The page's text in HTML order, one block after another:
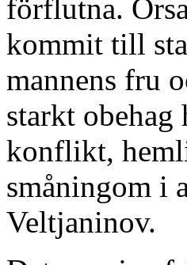
förflutna.
kommit till
mannens fru
starkt obehag
konflikt,
småningom i
Veltjaninov.